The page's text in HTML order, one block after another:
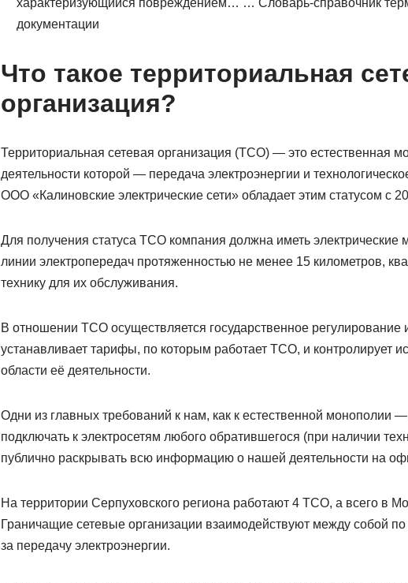
характеризующийся повреждением… … Словарь-справочник
документации
Что такое территориальная
организация?
Территориальная сетевая организация (ТСО) — это естественная
деятельности которой — передача электроэнергии и
ООО «Калиновские электрические сети» обладает этим статусом с
Для получения статуса ТСО компания должна иметь электрические
линии электропередач протяженностью не менее 15 километров,
технику для их обслуживания.
В отношении ТСО осуществляется государственное регулирование
устанавливает тарифы, по которым работает ТСО, и контролирует
области её деятельности.
Одни из главных требований к нам, как к естественной монополии
подключать к электросетям любого обратившегося (при наличии
публично раскрывать всю информацию о нашей деятельности на
На территории Серпуховского региона работают 4 ТСО, а всего в
Граничащие сетевые организации взаимодействуют между собой
за передачу электроэнергии.